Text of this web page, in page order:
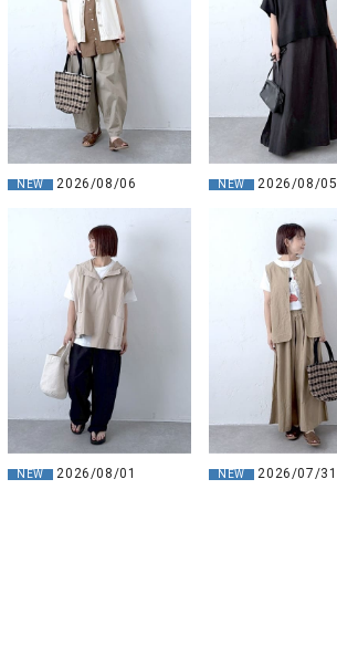
NEW 2026/08/06 NEW 2026/08/05
NEW 2026/08/01 NEW 2026/07/31